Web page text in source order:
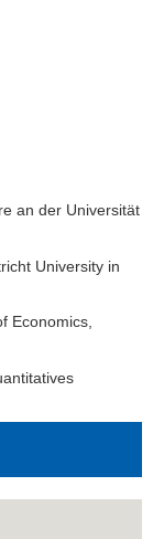
an der Universität
University in
Economics,